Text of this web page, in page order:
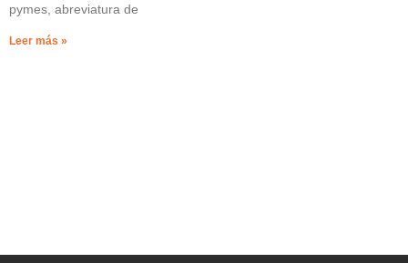
pymes, abreviatura de
Leer más »